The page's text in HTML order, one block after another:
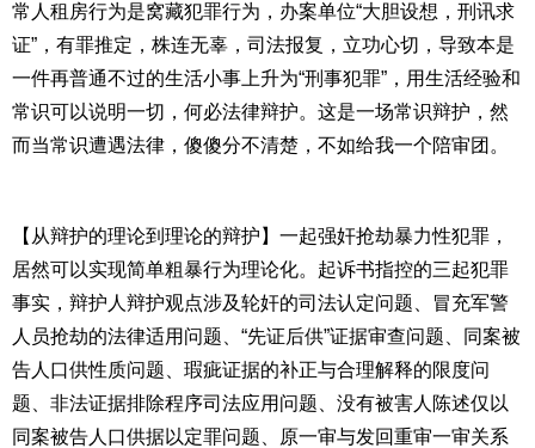
常人租房行为是窝藏犯罪行为，办案单位“大胆设想，刑讯求
证”，有罪推定，株连无辜，司法报复，立功心切，导致本是
一件再普通不过的生活小事上升为“刑事犯罪”，用生活经验和
常识可以说明一切，何必法律辩护。这是一场常识辩护，然
而当常识遭遇法律，傻傻分不清楚，不如给我一个陪审团。
【从辩护的理论到理论的辩护】一起强奸抢劫暴力性犯罪，
居然可以实现简单粗暴行为理论化。起诉书指控的三起犯罪
事实，辩护人辩护观点涉及轮奸的司法认定问题、冒充军警
人员抢劫的法律适用问题、“先证后供”证据审查问题、同案被
告人口供性质问题、瑕疵证据的补正与合理解释的限度问
题、非法证据排除程序司法应用问题、没有被害人陈述仅以
同案被告人口供据以定罪问题、原一审与发回重审一审关系